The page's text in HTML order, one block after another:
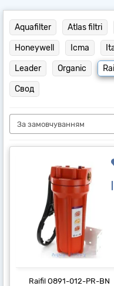
Aquafilter Atlas filtri
Honeywell Icma
Leader Organic
Свод
Raifil O891-012-PR-BN